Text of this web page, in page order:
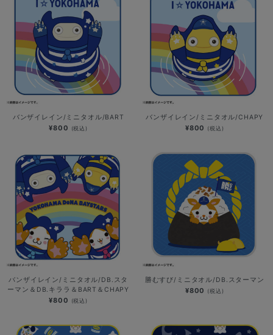
バンザイレイン/ミニタオル/BART
¥800 (税込)
バンザイレイン/ミニタオル/CHAPY
¥800 (税込)
バンザイレイン/ミニタオル/DB.スタ
ーマン＆DB.キララ＆BART＆CHAPY
¥800 (税込)
勝むすび/ミニタオル/DB.スターマン
¥800 (税込)